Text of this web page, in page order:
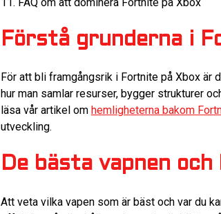
Förstå grunderna i
För att bli framgångsrik i Fortnite på Xbox
hur man samlar resurser, bygger strukturer
läsa vår artikel om hemligheterna bakom
utveckling.
De bästa vapnen
Att veta vilka vapen som är bäst och var du